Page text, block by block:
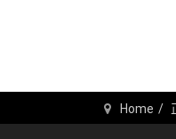
Home